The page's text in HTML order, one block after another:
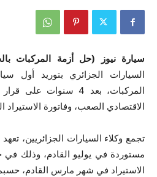
سيارة نيوز (حل أزمة المركبات
السيارات الجزائري بتوريد أول
المركبات، بعد 4 سنوات
الاقتصادي الصعب، وفاتورة الاستيراد
تجمع وكلاء السيارات الجزائريين،
مستوردة في يوليو القادم، وذلك في
الاستيراد في شهر مارس القادم،